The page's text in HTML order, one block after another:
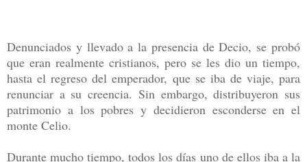
Denunciados y llevado a la presencia de Decio, se probó
que eran realmente cristianos, pero se les dio un tiempo,
hasta el regreso del emperador, que se iba de viaje, para
renunciar a su creencia. Sin embargo, distribuyeron sus
patrimonio a los pobres y decidieron esconderse en el
monte Celio.
Durante mucho tiempo, todos los días uno de ellos iba a la